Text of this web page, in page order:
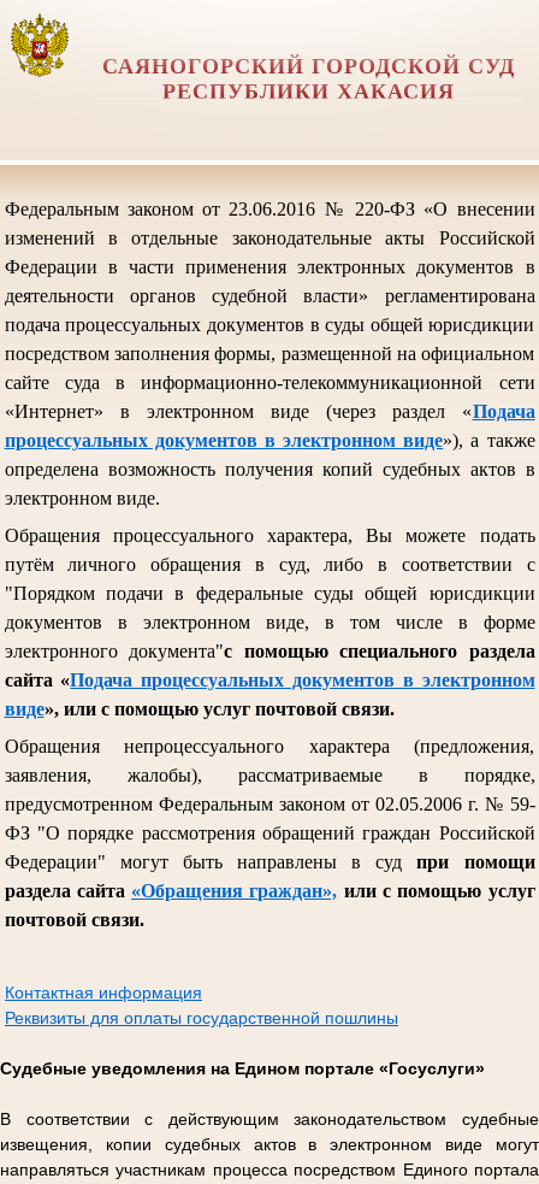
САЯНОГОРСКИЙ ГОРОДСКОЙ СУД
РЕСПУБЛИКИ ХАКАСИЯ
Федеральным законом от 23.06.2016 № 220-ФЗ «О внесении
изменений в отдельные законодательные акты Российской
Федерации в части применения электронных документов в
деятельности органов судебной власти» регламентирована
подача процессуальных документов в суды общей юрисдикции
посредством заполнения формы, размещенной на официальном
сайте суда в информационно-телекоммуникационной сети
«Интернет» в электронном виде (через раздел «Подача
процессуальных документов в электронном виде»), а также
определена возможность получения копий судебных актов в
электронном виде.
Обращения процессуального характера, Вы можете подать
путём личного обращения в суд, либо в соответствии с
"Порядком подачи в федеральные суды общей юрисдикции
документов в электронном виде, в том числе в форме
электронного документа"с помощью специального раздела
сайта «Подача процессуальных документов в электронном
виде», или с помощью услуг почтовой связи.
Обращения непроцессуального характера (предложения,
заявления, жалобы), рассматриваемые в порядке,
предусмотренном Федеральным законом от 02.05.2006 г. № 59-
ФЗ "О порядке рассмотрения обращений граждан Российской
Федерации" могут быть направлены в судпри помощи
раздела сайта «Обращения граждан», или с помощью услуг
почтовой связи.
Контактная информация
Реквизиты для оплаты государственной пошлины
Судебные уведомления на Едином портале «Госуслуги»
В соответствии с действующим законодательством судебные
извещения, копии судебных актов в электронном виде могут
направляться участникам процесса посредством Единого портала